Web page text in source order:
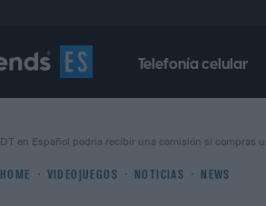
Telefonía celular
HOME VIDEOJUEGOS NOTICIAS NEWS
DT en Español podría recibir una comisión si compras